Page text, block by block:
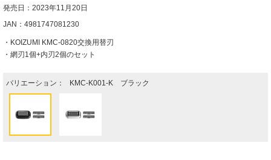
発売日：2023年11月20日
JAN：4981747081230
・KOIZUMI KMC-0820交換用替刃
・網刃1個+内刃2個のセット
バリエーション： KMC-K001-K ブラック